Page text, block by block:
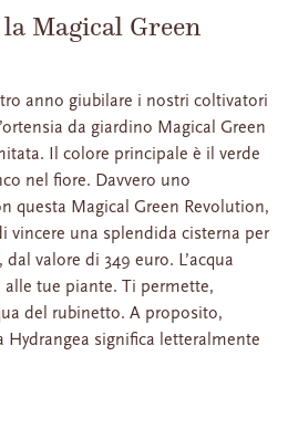
Magical Green
anno giubilare i nostri coltivatori
da giardino Magical Green
Il colore principale è il verde
nel fiore. Davvero uno
questa Magical Green Revolution,
vincere una splendida cisterna per
valore di 349 euro. L’acqua
alle tue piante. Ti permette,
del rubinetto. A proposito,
Hydrangea significa letteralmente